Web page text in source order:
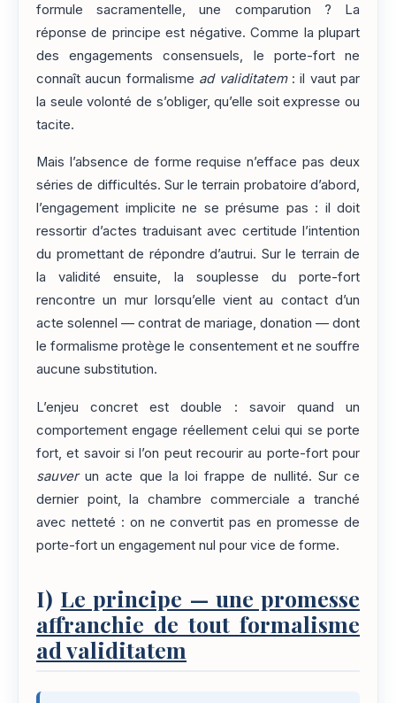
formule sacramentelle, une comparution ? La
réponse de principe est négative. Comme la plupart
des engagements consensuels, le porte-fort ne
connaît aucun formalisme ad validitatem: il vaut par
la seule volonté de s’obliger, qu’elle soit expresse ou
tacite.
Mais l’absence de forme requise n’efface pas deux
séries de difficultés. Sur le terrain probatoire d’abord,
l’engagement implicite ne se présume pas : il doit
ressortir d’actes traduisant avec certitude l’intention
du promettant de répondre d’autrui. Sur le terrain de
la validité ensuite, la souplesse du porte-fort
rencontre un mur lorsqu’elle vient au contact d’un
acte solennel — contrat de mariage, donation — dont
le formalisme protège le consentement et ne souffre
aucune substitution.
L’enjeu concret est double : savoir quand un
comportement engage réellement celui qui se porte
fort, et savoir si l’on peut recourir au porte-fort pour
sauverun acte que la loi frappe de nullité. Sur ce
dernier point, la chambre commerciale a tranché
avec netteté : on ne convertit pas en promesse de
porte-fort un engagement nul pour vice de forme.
I) Le principe — une promesse
affranchie de tout formalisme
ad validitatem